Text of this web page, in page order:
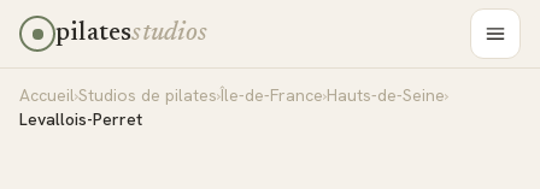
pilatesstudios
Accueil›Studios de pilates›Île-de-France›Hauts-de-Seine›
Levallois-Perret